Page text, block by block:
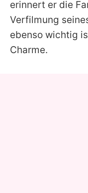
erinnert er die
Verfilmung
ebenso wichtig
Charme.